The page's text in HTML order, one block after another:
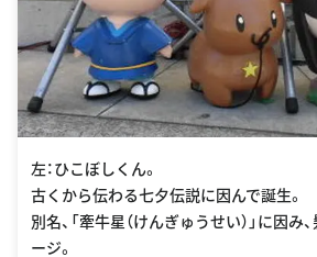
左：ひこぼしくん。
古くから伝わる七夕伝説に因んで誕生。
別名、「牽牛星（けんぎゅうせい）」に因
ージ。